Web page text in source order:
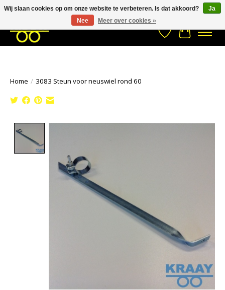
033- 2470 538 info@kraaybv.com Stuur een Whatsapp bericht
Verlanglijst
Home / 3083 Steun voor neuswiel rond 60
Wij slaan cookies op om onze website te verbeteren. Is dat akkoord?
Ja
Nee
Meer over cookies »